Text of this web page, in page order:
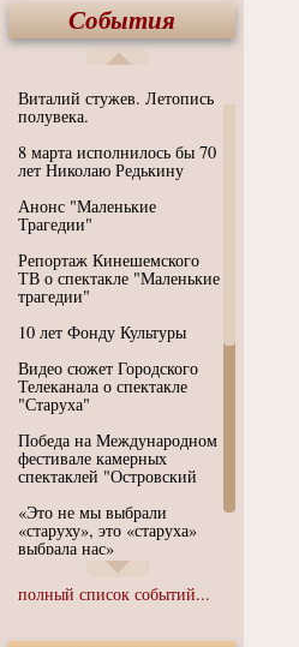
События
Виталий стужев. Летопись
полувека.
8 марта исполнилось бы 70
лет Николаю Редькину
Анонс "Маленькие
Трагедии"
Репортаж Кинешемского
ТВ о спектакле "Маленькие
трагедии"
10 лет Фонду Культуры
Видео сюжет Городского
Телеканала о спектакле
"Старуха"
Победа на Международном
фестивале камерных
спектаклей "Островский
«Это не мы выбрали
«старуху», это «старуха»
выбрала нас»
Иммерсивный спектакль
"Язык чистого полета
полный список событий...